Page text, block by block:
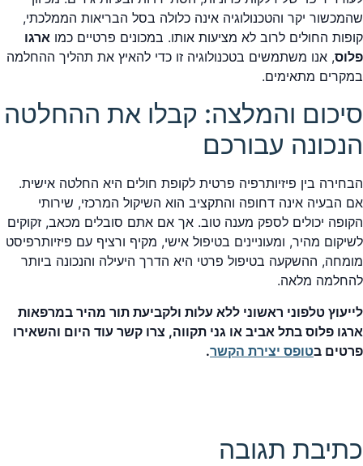
שהמכשור יקר והטכנולוגיה אינה כלולה בסל הבריאות הממלכתי,
קופות החולים לרוב לא מציעות אותו. במכונים פרטיים כמו ארגו
פלוס, אנו משתמשים בטכנולוגיה זו כדי להאיץ את תהליך ההחלמה
במקרים מתאימים.
סיכום והמלצה: קבלו את ההחלטה
הנכונה עבורכם
הבחירה בין פיזיותרפיה פרטית לקופת חולים היא החלטה אישית.
אם הבעיה אינה דחופה והתקציב הוא השיקול המרכזי, שירותי
הקופה יכולים לספק מענה טוב. אך אם אתם סובלים מכאב, זקוקים
לשיקום מהיר, ומעוניינים בטיפול אישי, מקיף ורציף עם פיזיותרפיסט
מומחה, ההשקעה בטיפול פרטי היא הדרך היעילה והנכונה ביותר
להחלמה מלאה.
לייעוץ טלפוני ראשוני ללא עלות ולקביעת תור מהיר במרפאות
ארגו פלוס בתל אביב או גני תקווה, צרו קשר עוד היום והשאירו
פרטים בטופס יצירת הקשר.
כתיבת תגובה